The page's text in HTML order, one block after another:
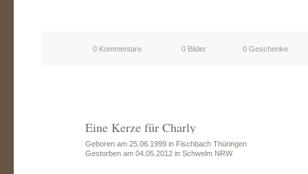
0 Kommentare 0 Bilder 0 Geschenke
Eine Kerze für Charly
Geboren am 25.06.1999 in Fischbach Thüringen
Gestorben am 04.05.2012 in Schwelm NRW